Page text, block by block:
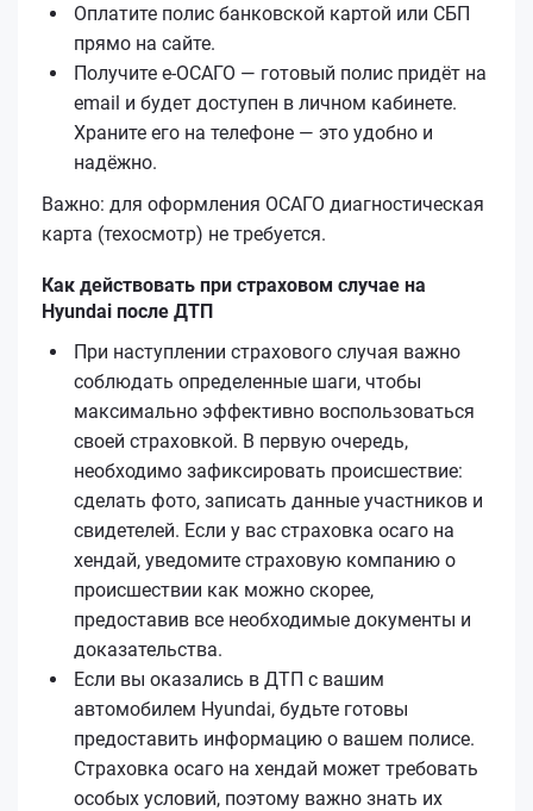
Оплатите полис банковской картой или СБП
прямо на сайте.
Получите е‑ОСАГО — готовый полис придёт на
email и будет доступен в личном кабинете.
Храните его на телефоне — это удобно и
надёжно.
Важно: для оформления ОСАГО диагностическая
карта (техосмотр) не требуется.
Как действовать при страховом случае на
Hyundai после ДТП
При наступлении страхового случая важно
соблюдать определенные шаги, чтобы
максимально эффективно воспользоваться
своей страховкой. В первую очередь,
необходимо зафиксировать происшествие:
сделать фото, записать данные участников и
свидетелей. Если у вас страховка осаго на
хендай, уведомите страховую компанию о
происшествии как можно скорее,
предоставив все необходимые документы и
доказательства.
Если вы оказались в ДТП с вашим
автомобилем Hyundai, будьте готовы
предоставить информацию о вашем полисе.
Страховка осаго на хендай может требовать
особых условий, поэтому важно знать их